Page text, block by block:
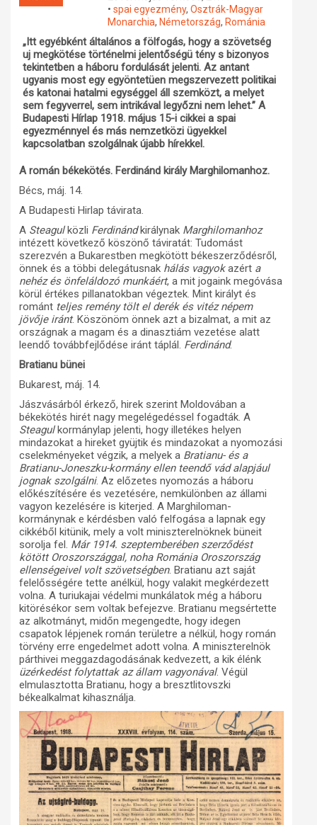
Műhelymunkák
• spai egyezmény, Osztrák-Magyar
Monarchia, Németország, Románia
„Itt egyébként általános a fölfogás, hogy a szövetség
uj megkötése történelmi jelentőségü tény s bizonyos
tekintetben a háboru fordulását jelenti. Az antant
ugyanis most egy egyöntetüen megszervezett politikai
és katonai hatalmi egységgel áll szemközt, a melyet
sem fegyverrel, sem intrikával legyőzni nem lehet.” A
Budapesti Hírlap 1918. május 15-i cikkei a spai
egyezménnyel és más nemzetközi ügyekkel
kapcsolatban szolgálnak újabb hírekkel.
A román békekötés. Ferdinánd király Marghilomanhoz.
Bécs, máj. 14.
A Budapesti Hirlap távirata.
A Steagulközli Ferdinándkirálynak Marghilomanhoz
intézett következő köszönő táviratát: Tudomást
szerezvén a Bukarestben megkötött békeszerződésről,
önnek és a többi delegátusnak hálás vagyokazért a
nehéz és önfeláldozó munkáért, a mit jogaink megóvása
körül értékes pillanatokban végeztek. Mint királyt és
románt teljes remény tölt el derék és vitéz népem
jövője iránt. Köszönöm önnek azt a bizalmat, a mit az
országnak a magam és a dinasztiám vezetése alatt
leendő továbbfejlődése iránt táplál. Ferdinánd.
Bratianu bünei
Bukarest, máj. 14.
Jászvásárból érkező, hirek szerint Moldovában a
békekötés hirét nagy megelégedéssel fogadták. A
Steagulkormánylap jelenti, hogy illetékes helyen
mindazokat a hireket gyüjtik és mindazokat a nyomozási
cselekményeket végzik, a melyek a Bratianu- és a
Bratianu-Joneszku-kormány ellen teendő vád alapjául
jognak szolgálni. Az előzetes nyomozás a háboru
előkészítésére és vezetésére, nemkülönben az állami
vagyon kezelésére is kiterjed. A Marghiloman-
kormánynak e kérdésben való felfogása a lapnak egy
cikkéből kitünik, mely a volt miniszterelnöknek büneit
sorolja fel. Már 1914. szeptemberében szerződést
kötött Oroszországgal, noha Románia Oroszország
ellenségeivel volt szövetségben. Bratianu azt saját
felelősségére tette anélkül, hogy valakit megkérdezett
volna. A turiukajai védelmi munkálatok még a háboru
kitörésékor sem voltak befejezve. Bratianu megsértette
az alkotmányt, midőn megengedte, hogy idegen
csapatok lépjenek román területre a nélkül, hogy román
törvény erre engedelmet adott volna. A miniszterelnök
párthivei meggazdagodásának kedvezett, a kik élénk
üzérkedést folytattak az állam vagyonával. Végül
elmulasztotta Bratianu, hogy a bresztlitovszki
békealkalmat kihasználja.